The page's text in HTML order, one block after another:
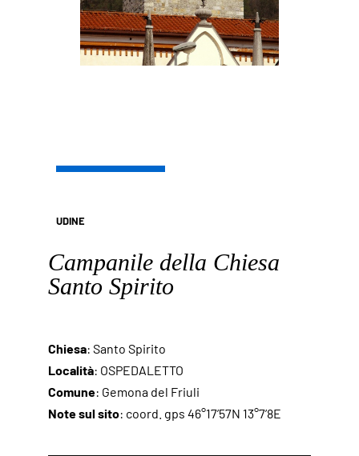
UDINE
Campanile della Chiesa
Santo Spirito
Chiesa: Santo Spirito
Località: OSPEDALETTO
Comune: Gemona del Friuli
Note sul sito: coord. gps 46°17’57N 13°7’8E